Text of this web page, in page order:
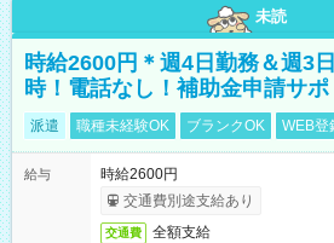
未読
時給2600円＊週4日勤務＆週3
時！電話なし！補助金申請サポ
派遣 職種未経験OK ブランクOK WEB登
給与
時給2600円
交通費別途支給あり
交通費 全額支給